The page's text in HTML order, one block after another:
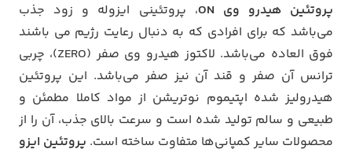
پروتئین هیدرو وی ON
، پروتئینی ایزوله و زود جذب
می‌باشد که برای افرادی که به دنبال رعایت رژیم می باشند
فوق العاده می‌باشد. لاکتوز هیدرو وی صفر (ZERO)، چربی
ترانس آن صفر و قند آن نیز صفر می‌باشد. این پروتئین
هیدرولیز شده اپتیموم نوتریشن از مواد کاملا مطمئن و
طبیعی و سالم تولید شده است و سرعت بالای جذب، آن را از
محصولات سایر کمپانی‌ها متفاوت ساخته است. پروتئین ایزو